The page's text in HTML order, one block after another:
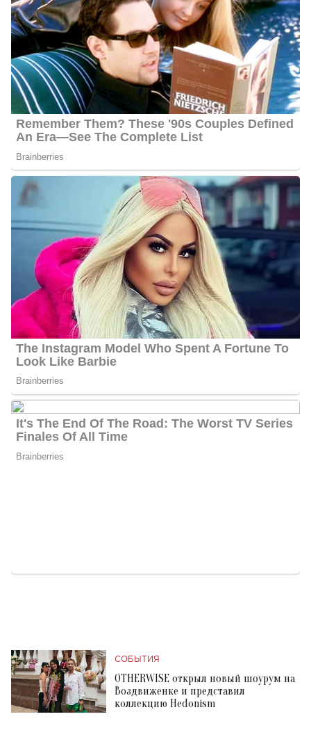
СОБЫТИЯ
OTHERWISE открыл новый шоурум на
Воздвиженке и представил
коллекцию Hedonism